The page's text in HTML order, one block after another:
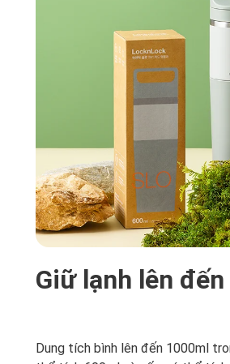
Giữ lạnh lên
Dung tích bình lên đến 1000ml